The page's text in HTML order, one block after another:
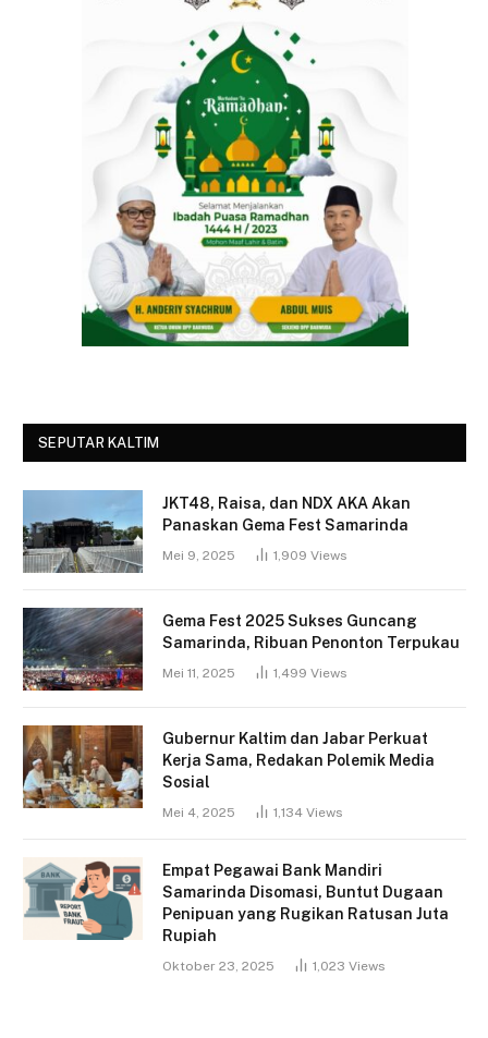
SEPUTAR KALTIM
JKT48, Raisa, dan NDX AKA Akan
Panaskan Gema Fest Samarinda
Mei 9, 2025 1,909 Views
Gema Fest 2025 Sukses Guncang
Samarinda, Ribuan Penonton Terpukau
Mei 11, 2025 1,499 Views
Gubernur Kaltim dan Jabar Perkuat
Kerja Sama, Redakan Polemik Media
Sosial
Mei 4, 2025 1,134 Views
Empat Pegawai Bank Mandiri
Samarinda Disomasi, Buntut Dugaan
Penipuan yang Rugikan Ratusan Juta
Rupiah
Oktober 23, 2025 1,023 Views